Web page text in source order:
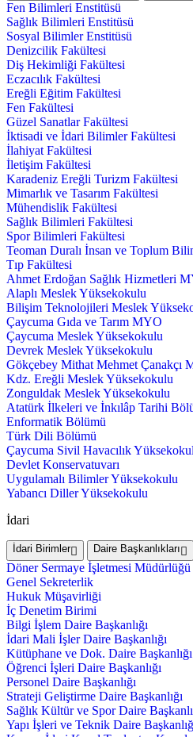
Fen Bilimleri Enstitüsü
Sağlık Bilimleri Enstitüsü
Sosyal Bilimler Enstitüsü
Denizcilik Fakültesi
Diş Hekimliği Fakültesi
Eczacılık Fakültesi
Ereğli Eğitim Fakültesi
Fen Fakültesi
Güzel Sanatlar Fakültesi
İktisadi ve İdari Bilimler Fakültesi
İlahiyat Fakültesi
İletişim Fakültesi
Karadeniz Ereğli Turizm Fakültesi
Mimarlık ve Tasarım Fakültesi
Mühendislik Fakültesi
Sağlık Bilimleri Fakültesi
Spor Bilimleri Fakültesi
Teoman Duralı İnsan ve Toplum
Tıp Fakültesi
Ahmet Erdoğan Sağlık Hizmetleri
Alaplı Meslek Yüksekokulu
Bilişim Teknolojileri Meslek
Çaycuma Gıda ve Tarım MYO
Çaycuma Meslek Yüksekokulu
Devrek Meslek Yüksekokulu
Gökçebey Mithat Mehmet Çanakçı
Kdz. Ereğli Meslek Yüksekokulu
Zonguldak Meslek Yüksekokulu
Atatürk İlkeleri ve İnkılâp Tarihi
Enformatik Bölümü
Türk Dili Bölümü
Çaycuma Sivil Havacılık
Devlet Konservatuvarı
Uygulamalı Bilimler Yüksekokulu
Yabancı Diller Yüksekokulu
İdari
İdari Birimler Daire Başkanlıkları
Döner Sermaye İşletmesi Müdürlüğü
Genel Sekreterlik
Hukuk Müşavirliği
İç Denetim Birimi
Bilgi İşlem Daire Başkanlığı
İdari Mali İşler Daire Başkanlığı
Kütüphane ve Dok. Daire Başkanlığı
Öğrenci İşleri Daire Başkanlığı
Personel Daire Başkanlığı
Strateji Geliştirme Daire Başkanlığı
Sağlık Kültür ve Spor Daire
Yapı İşleri ve Teknik Daire